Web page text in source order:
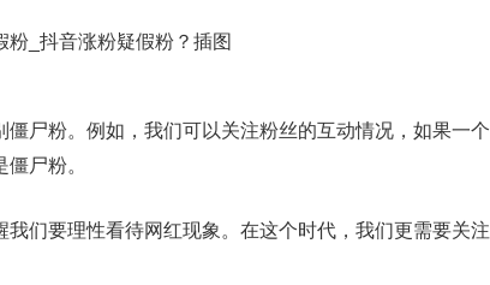
尸粉。例如，我们可以关注粉丝的互动情况，如果一个
尸粉。
们要理性看待网红现象。在这个时代，我们更需要关注